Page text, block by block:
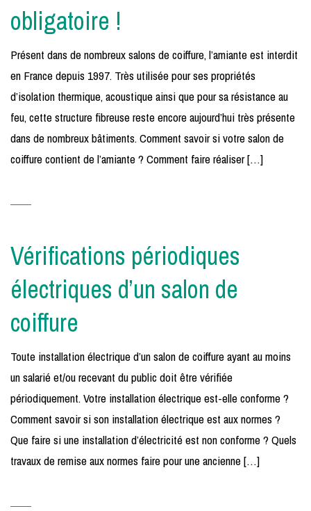
obligatoire !
Présent dans de nombreux salons de coiffure, l’amiante est interdit
en France depuis 1997. Très utilisée pour ses propriétés
d’isolation thermique, acoustique ainsi que pour sa résistance au
feu, cette structure fibreuse reste encore aujourd’hui très présente
dans de nombreux bâtiments. Comment savoir si votre salon de
coiffure contient de l’amiante ? Comment faire réaliser […]
Vérifications périodiques
électriques d’un salon de
coiffure
Toute installation électrique d’un salon de coiffure ayant au moins
un salarié et/ou recevant du public doit être vérifiée
périodiquement. Votre installation électrique est-elle conforme ?
Comment savoir si son installation électrique est aux normes ?
Que faire si une installation d’électricité est non conforme ? Quels
travaux de remise aux normes faire pour une ancienne […]